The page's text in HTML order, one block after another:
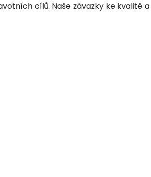
cílů. Naše závazky ke kvalitě